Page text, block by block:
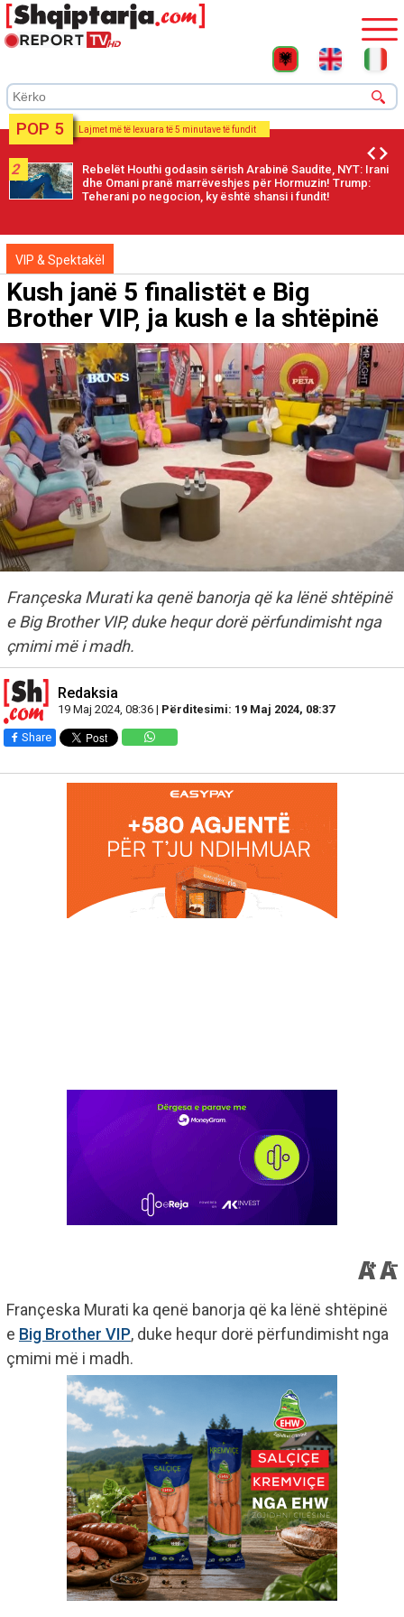
POP 5 Lajmet më të lexuara të 5 minutave të fundit
2
Rebelët Houthi godasin sërish Arabinë Saudite, NYT: Irani
dhe Omani pranë marrëveshjes për Hormuzin! Trump:
Teherani po negocion, ky është shansi i fundit!
VIP & Spektakël
Kush janë 5 finalistët e Big
Brother VIP, ja kush e la shtëpinë
Françeska Murati ka qenë banorja që ka lënë shtëpinë
e Big Brother VIP, duke hequr dorë përfundimisht nga
çmimi më i madh.
Redaksia
19 Maj 2024, 08:36 | Përditesimi: 19 Maj 2024, 08:37
Share
Françeska Murati ka qenë banorja që ka lënë shtëpinë
e Big Brother VIP, duke hequr dorë përfundimisht nga
çmimi më i madh.